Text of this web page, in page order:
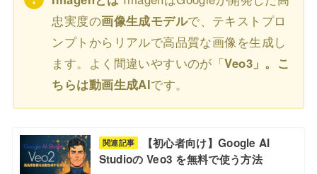
忠実度の画像生成モデルで、テキストプロ
ンプトからリアルで高品質な画像を生成し
ます。よく間違いやすいのが「Veo3」。こ
ちらは動画生成AIです。
関連記事
【初心者向け】Google AI
Studioの Veo3 を無料で使う方法